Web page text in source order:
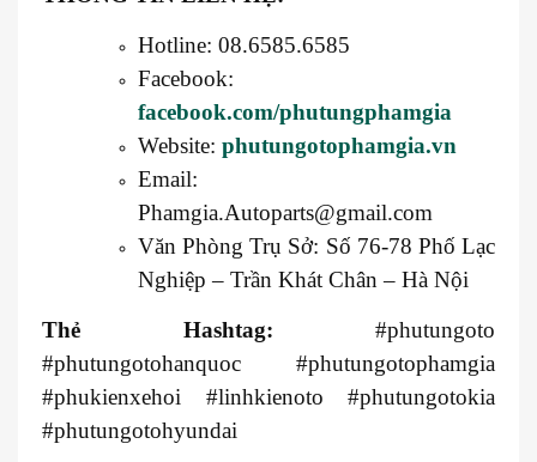
Hotline: 08.6585.6585
Facebook:
facebook.com/phutungphamgia
Website: phutungotophamgia.vn
Email:
Phamgia.Autoparts@gmail.com
Văn Phòng Trụ Sở: Số 76-78 Phố Lạc
Nghiệp – Trần Khát Chân – Hà Nội
Thẻ Hashtag: #phutungoto
#phutungotohanquoc #phutungotophamgia
#phukienxehoi #linhkienoto #phutungotokia
#phutungotohyundai